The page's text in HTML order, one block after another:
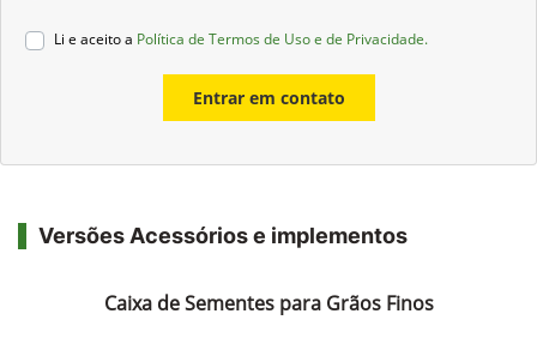
Li e aceito a Política de Termos de Uso e de Privacidade.
Entrar em contato
Versões Acessórios e implementos
Caixa de Sementes para Grãos Finos